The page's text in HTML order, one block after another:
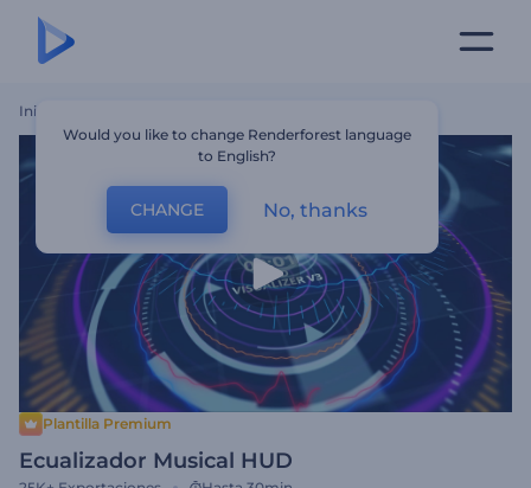
Inicio
Plantilla Premium
Ecualizador Musical HUD
Would you like to change Renderforest language
to English?
CHANGE No, thanks